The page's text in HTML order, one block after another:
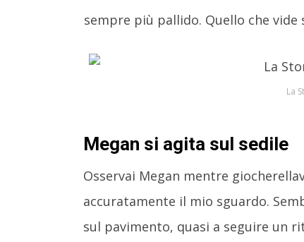
sempre più pallido. Quello che
La
Megan si agita sul sedile
Osservai Megan mentre
accuratamente il mio sguardo.
sul pavimento, quasi a seguire un